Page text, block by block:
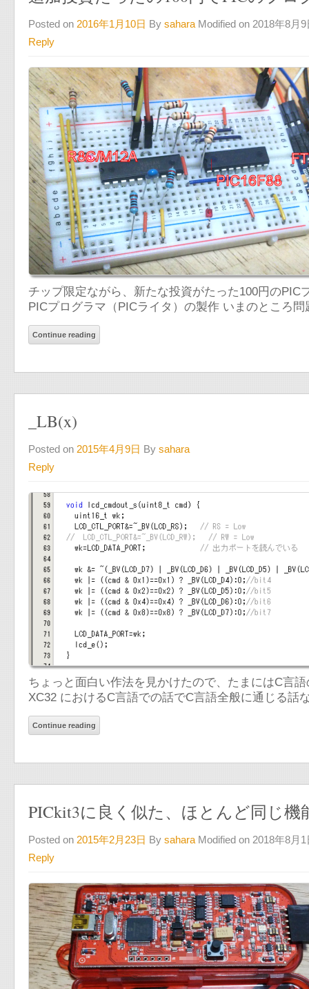
Posted on 2016年1月10日 By sahara Modified on 2018年8月9
Reply
チップ限定ながら、新たな投資がたった100円の
PICプログラマ（PICライタ）の製作 いまのところ
Continue reading
_LB(x)
Posted on 2015年4月9日 By sahara
Reply
ちょっと面白い作法を見かけたので、たまにはC言
XC32 におけるC言語での話でC言語全般に通じる話
Continue reading
PICkit3に良く似た、ほとんど同じ機
Posted on 2015年2月23日 By sahara Modified on 2018年8月1
Reply